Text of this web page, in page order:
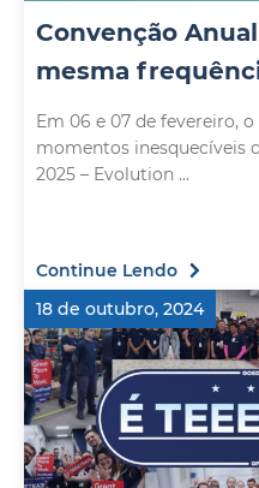
Convenção
mesma
Em 06 e 07 de fevereiro,
momentos inesquecíveis
2025 – Evolution ...
Continue Lendo
18 de outubro, 2024